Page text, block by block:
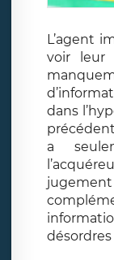
L’agent
voir leur
dans
a
désordres